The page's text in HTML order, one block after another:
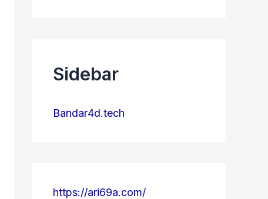
Sidebar
Bandar4d.tech
https://ari69a.com/